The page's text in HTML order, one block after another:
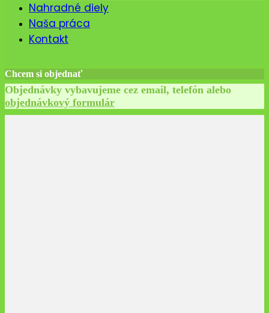
Nahradné diely
Naša práca
Kontakt
Chcem si objednať
Objednávky vybavujeme cez email, telefón alebo
objednávkový formulár